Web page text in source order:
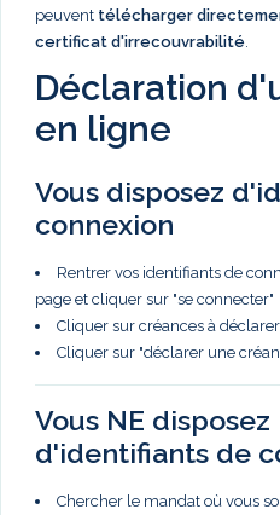
peuvent télécharger
certificat d'irrecouvrabilité.
Déclaration
en ligne
Vous disposez
connexion
Rentrer vos identifiants de
page et cliquer sur "se connecter"
Cliquer sur créances à déclarer
Cliquer sur "déclarer une
Vous NE disposez
d'identifiants de
Chercher le mandat où vous